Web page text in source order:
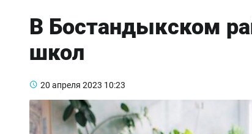
В Бостандыкском
школ
20 апреля 2023 10:23